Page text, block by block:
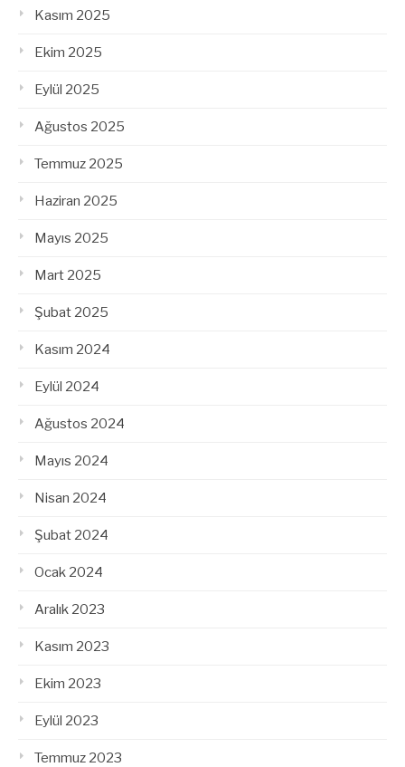
Kasım 2025
Ekim 2025
Eylül 2025
Ağustos 2025
Temmuz 2025
Haziran 2025
Mayıs 2025
Mart 2025
Şubat 2025
Kasım 2024
Eylül 2024
Ağustos 2024
Mayıs 2024
Nisan 2024
Şubat 2024
Ocak 2024
Aralık 2023
Kasım 2023
Ekim 2023
Eylül 2023
Temmuz 2023